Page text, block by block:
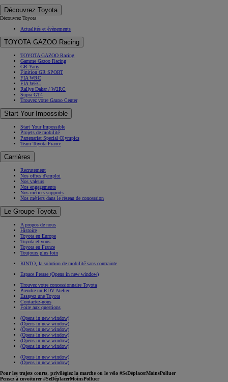
Découvrez Toyota
Découvrez Toyota
Actualités et évènements
TOYOTA GAZOO Racing
TOYOTA GAZOO Racing
Gamme Gazoo Racing
GR Yaris
Finition GR SPORT
FIA WRC
FIA WEC
Rallye Dakar / W2RC
Supra GT4
Trouvez votre Gazoo Center
Start Your Impossible
Start Your Impossible
Projets de mobilité
Partenariat Special Olympics
Team Toyota France
Carrières
Recrutement
Nos offres d'emploi
Nos valeurs
Nos engagements
Nos métiers supports
Nos métiers dans le réseau de concession
Le Groupe Toyota
A propos de nous
Histoire
Toyota en Europe
Toyota et vous
Toyota en France
Toujours plus loin
KINTO, la solution de mobilité sans contrainte
Espace Presse (Opens in new window)
Trouvez votre concessionnaire Toyota
Prendre un RDV Atelier
Essayez une Toyota
Contactez-nous
Foire aux questions
(Opens in new window)
(Opens in new window)
(Opens in new window)
(Opens in new window)
(Opens in new window)
(Opens in new window)
(Opens in new window)
(Opens in new window)
Pour les trajets courts, privilégiez la marche ou le vélo #SeDéplacerMoinsPolluer
Pensez à covoiturer #SeDéplacerMoinsPolluer